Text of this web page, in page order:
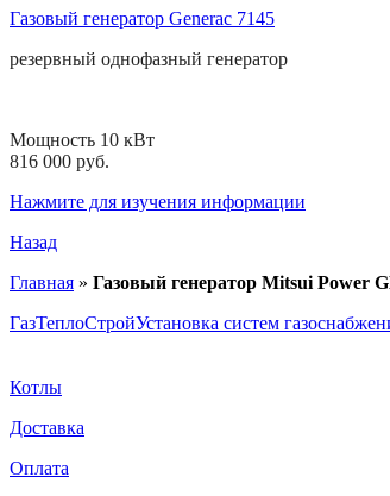
Газовый генератор Generac 7145
резервный однофазный генератор
Мощность 10 кВт
816 000 руб.
Нажмите для изучения информации
Назад
Главная » Газовый генератор Mitsui Power
ГазТеплоСтройУстановка систем
Котлы
Доставка
Оплата